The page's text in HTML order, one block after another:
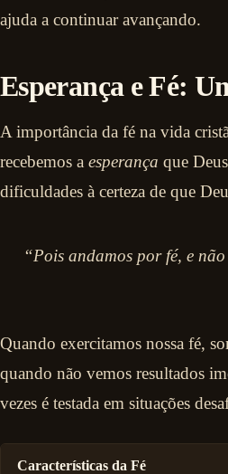
ajuda a continuar avançando.
Esperança e Fé:
A importância da fé na vida
recebemos a esperança que
dificuldades à certeza de que
“Pois andamos por fé, e
Quando exercitamos nossa fé,
quando não vemos resultados
vezes é testada em situações
Características da Fé